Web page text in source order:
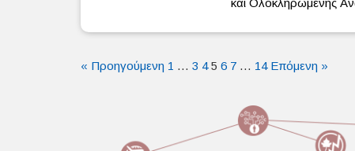
και Ολοκληρωμένης
« Προηγούμενη 1 … 3 4 5 6 7 … 14 Επόμενη »